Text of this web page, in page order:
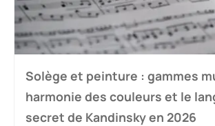
Solège et peinture : gammes
harmonie des couleurs et le
secret de Kandinsky en 2026